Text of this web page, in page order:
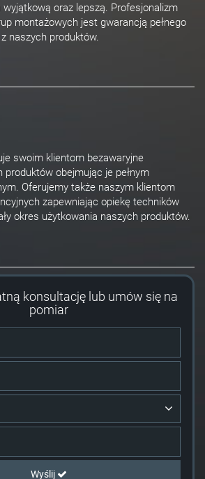
oraz lepszą. Profesjonalizm
montażowych jest gwarancją pełnego
naszych produktów.
swoim klientom bezawaryjne
produktów obejmując je pełnym
Oferujemy także naszym klientom
zapewniając opiekę techników
okres użytkowania naszych produktów.
konsultację lub umów się na
pomiar
Wyślij